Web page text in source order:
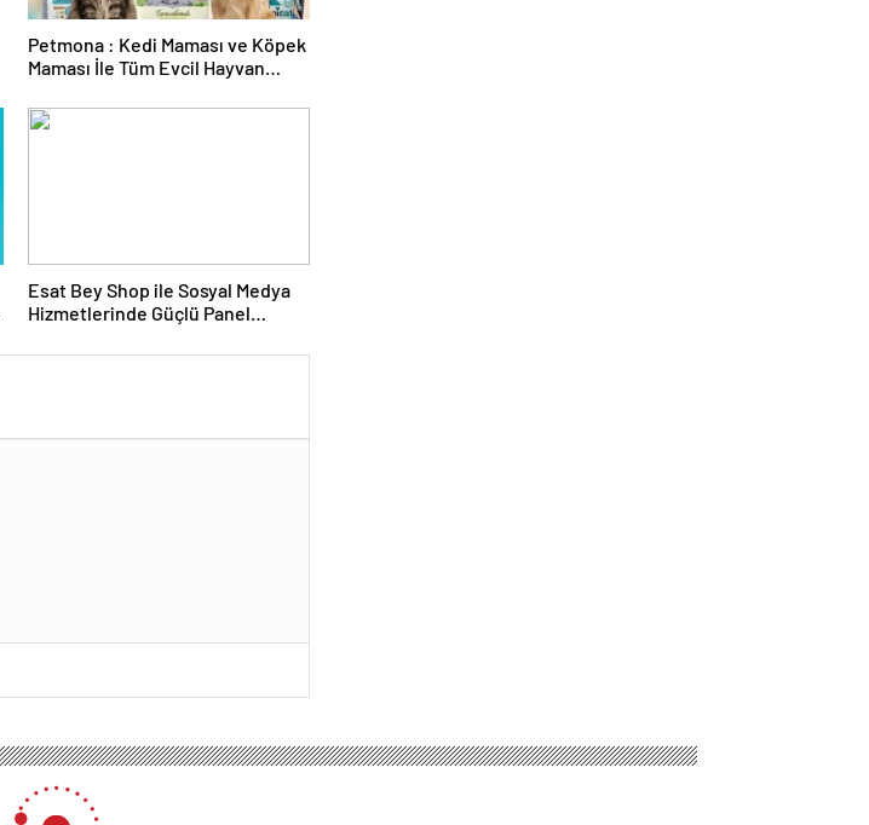
Petmona : Kedi Maması ve Köpek
Maması İle Tüm Evcil Hayvan
Esat Bey Shop ile Sosyal Medya
Hizmetlerinde Güçlü Panel